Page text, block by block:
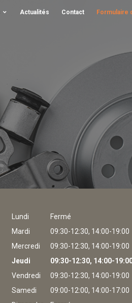
Actualités Contact Formulaire
Lundi
Fermé
Mardi
09:30-12:30, 14:00-19:00
Mercredi
09:30-12:30, 14:00-19:00
Jeudi
09:30-12:30, 14:00-
Vendredi
09:30-12:30, 14:00-19:00
Samedi
09:00-12:00, 14:00-17:00